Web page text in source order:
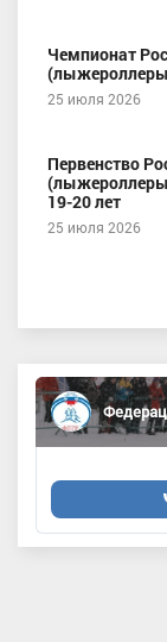
Чемпионат
25 июля 2026
Первенство
19-20 лет
25 июля 2026